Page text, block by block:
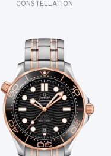
CONSTELLATION